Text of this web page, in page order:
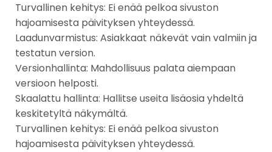
Turvallinen kehitys: Ei enää pelkoa sivuston
hajoamisesta päivityksen yhteydessä.
Laadunvarmistus: Asiakkaat näkevät vain valmiin ja
testatun version.
Versionhallinta: Mahdollisuus palata aiempaan
versioon helposti.
Skaalattu hallinta: Hallitse useita lisäosia yhdeltä
keskitetyltä näkymältä.
Turvallinen kehitys: Ei enää pelkoa sivuston
hajoamisesta päivityksen yhteydessä.